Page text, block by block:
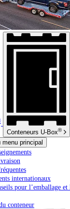
Conteneurs U-Box®
menu principal
internationaux
pour l’emballage
conteneur